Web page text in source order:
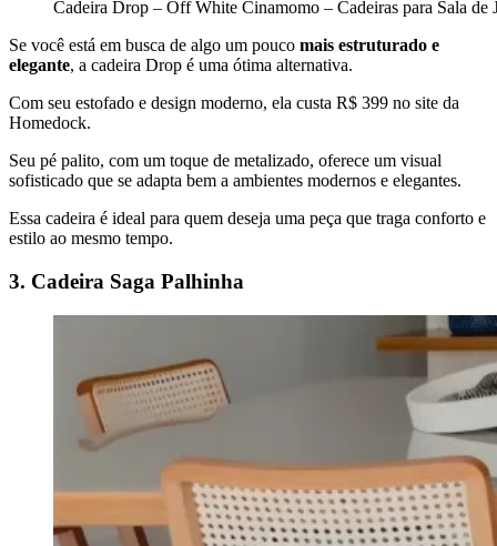
Cadeira Drop – Off White Cinamomo – Cadeiras para Sala de
Se você está em busca de algo um pouco mais estruturado e
elegante, a cadeira Drop é uma ótima alternativa.
Com seu estofado e design moderno, ela custa R$ 399 no site da
Homedock.
Seu pé palito, com um toque de metalizado, oferece um visual
sofisticado que se adapta bem a ambientes modernos e elegantes.
Essa cadeira é ideal para quem deseja uma peça que traga conforto e
estilo ao mesmo tempo.
3. Cadeira Saga Palhinha